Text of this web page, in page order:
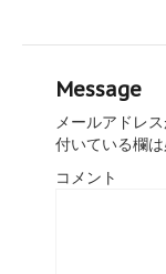
Message
メールアドレ
付いている欄
コメント